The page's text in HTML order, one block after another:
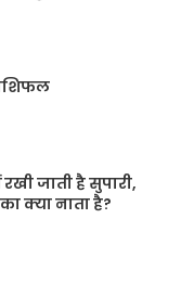
जाती है सुपारी,
क्या नाता है?